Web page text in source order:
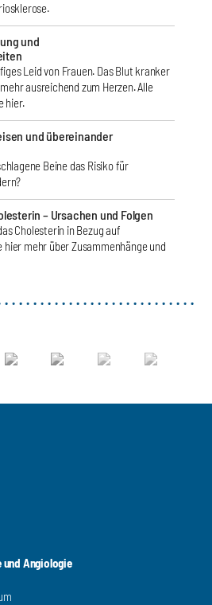
und
Leid von Frauen. Das Blut kranker
ausreichend zum Herzen. Alle
hier.
und übereinander
Beine das Risiko für
– Ursachen und Folgen
Cholesterin in Bezug auf
hier mehr über Zusammenhänge und
Angiologie